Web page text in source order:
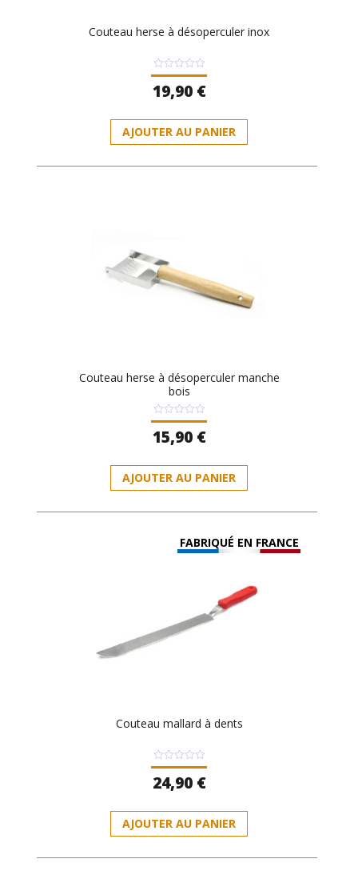
Couteau herse à désoperculer inox
Note
0
sur
19,90 €
AJOUTER AU PANIER
Couteau herse à désoperculer manche
bois
Note
0
sur
15,90 €
AJOUTER AU PANIER
FABRIQUÉ EN FRANCE
Couteau mallard à dents
Note
0
sur
24,90 €
AJOUTER AU PANIER